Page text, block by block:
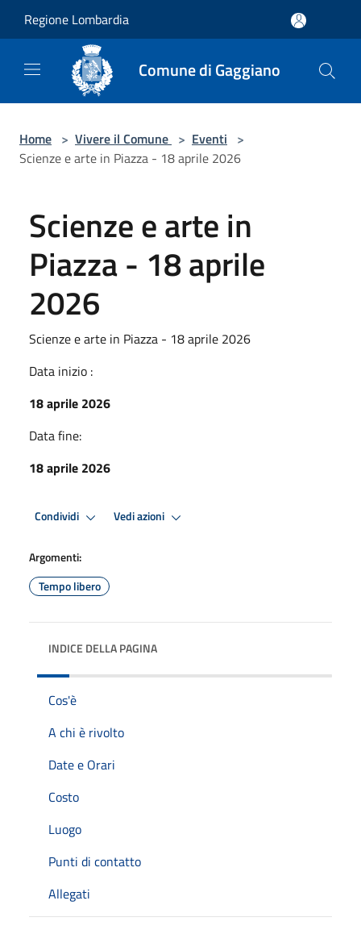
Regione Lombardia
Comune di Gaggiano
Home > Vivere il Comune > Eventi >
Scienze e arte in Piazza - 18 aprile 2026
Scienze e arte in
Piazza - 18 aprile
2026
Scienze e arte in Piazza - 18 aprile 2026
Data inizio :
18 aprile 2026
Data fine:
18 aprile 2026
Condividi Vedi azioni
Argomenti:
Tempo libero
INDICE DELLA PAGINA
Cos'è
A chi è rivolto
Date e Orari
Costo
Luogo
Punti di contatto
Allegati